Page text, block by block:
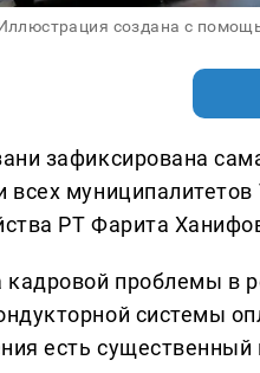
создана с
зафиксирована
всех
РТ Фарита
кадровой проблемы в
системы
есть